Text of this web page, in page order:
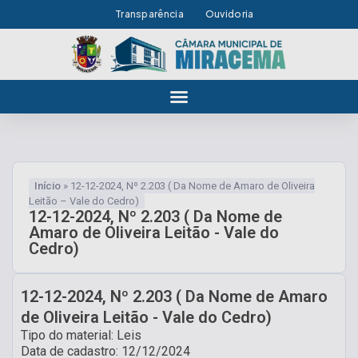
Transparência Ouvidoria
Início » 12-12-2024, Nº 2.203 ( Da Nome de Amaro de Oliveira
Leitão – Vale do Cedro)
12-12-2024, Nº 2.203 ( Da Nome de
Amaro de Oliveira Leitão - Vale do
Cedro)
12-12-2024, Nº 2.203 ( Da Nome de Amaro
de Oliveira Leitão - Vale do Cedro)
Tipo do material: Leis
Data de cadastro: 12/12/2024